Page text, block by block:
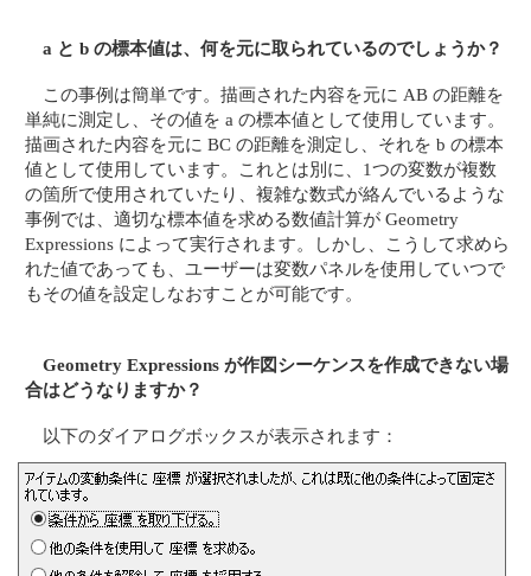
a と b の標本値は、何を元に取られているのでしょうか？
この事例は簡単です。描画された内容を元に AB の距離を
単純に測定し、その値を a の標本値として使用しています。
描画された内容を元に BC の距離を測定し、それを b の標本
値として使用しています。これとは別に、1つの変数が複数
の箇所で使用されていたり、複雑な数式が絡んでいるような
事例では、適切な標本値を求める数値計算が Geometry
Expressions によって実行されます。しかし、こうして求めら
れた値であっても、ユーザーは変数パネルを使用していつで
もその値を設定しなおすことが可能です。
Geometry Expressions が作図シーケンスを作成できない場
合はどうなりますか？
以下のダイアログボックスが表示されます：